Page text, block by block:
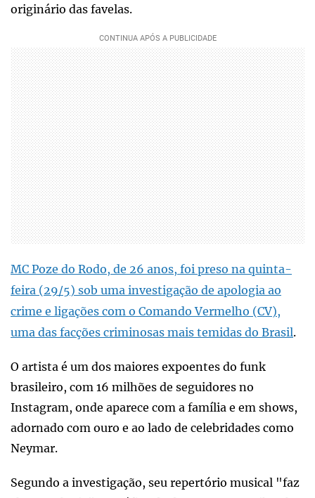
originário das favelas.
MC Poze do Rodo, de 26 anos, foi preso na quinta-
feira (29/5) sob uma investigação de apologia ao
crime e ligações com o Comando Vermelho (CV),
uma das facções criminosas mais temidas do Brasil.
O artista é um dos maiores expoentes do funk
brasileiro, com 16 milhões de seguidores no
Instagram, onde aparece com a família e em shows,
adornado com ouro e ao lado de celebridades como
Neymar.
Segundo a investigação, seu repertório musical "faz